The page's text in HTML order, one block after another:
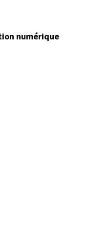
numérique